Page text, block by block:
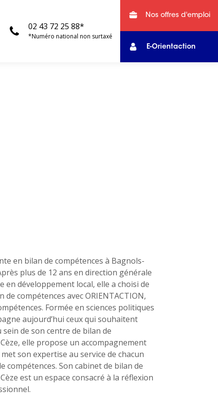
02 43 72 25 88*
*Numéro national non surtaxé
Nos offres d'emploi
E-Orientaction
en bilan de compétences à Bagnols-
plus de 12 ans en direction générale
en développement local, elle a choisi de
compétences avec ORIENTACTION,
Formée en sciences politiques
aujourd’hui ceux qui souhaitent
de son centre de bilan de
elle propose un accompagnement
son expertise au service de chacun
Son cabinet de bilan de
est un espace consacré à la réflexion